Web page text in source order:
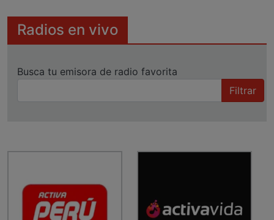
Radios en vivo
Busca tu emisora de radio favorita
Filtrar